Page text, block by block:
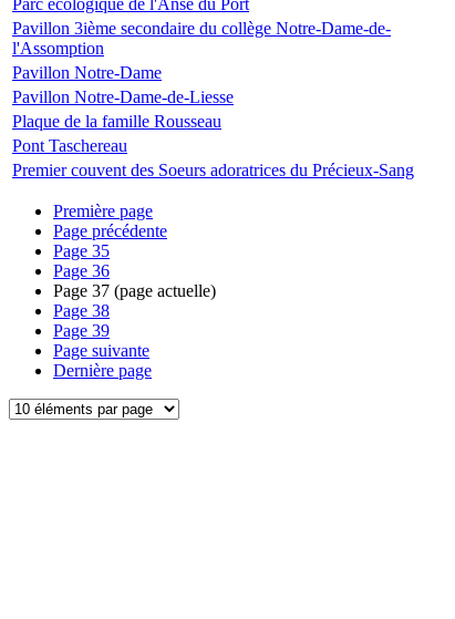
Parc écologique de l'Anse du Port
Pavillon 3ième secondaire du collège Notre-Dame-de-
l'Assomption
Pavillon Notre-Dame
Pavillon Notre-Dame-de-Liesse
Plaque de la famille Rousseau
Pont Taschereau
Premier couvent des Soeurs adoratrices du Précieux-Sang
Première page
Page précédente
Page 35
Page 36
Page 37 (page actuelle)
Page 38
Page 39
Page suivante
Dernière page